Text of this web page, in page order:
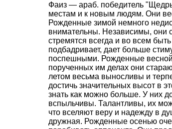
Фаиз — араб. победитель
местам и к новым людям. Они
Рожденные зимой немного
внимательны. Независимы, они
стремятся всегда и во всем
подбадривает, дает больше
поспешными. Рожденные
порученных им делах они
летом весьма выносливы и
достичь значительных высот в
знать как можно больше. У них
вспыльчивы. Талантливы, их
что вселяют веру и надежду в
дружная. Рожденные осенью